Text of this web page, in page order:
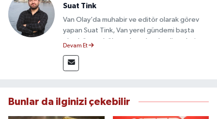
Suat Tink
Van Olay’da muhabir ve editör olarak görev
yapan Suat Tink, Van yerel gündemi başta
olmak üzere bölgesel ve ulusal gelişmeleri
mezunu olan Tink, sahadan edindiği bilgilerle
doğruluk, tarafsızlık ve etik ilkeler
Devam Et
Bunlar da ilginizi çekebilir